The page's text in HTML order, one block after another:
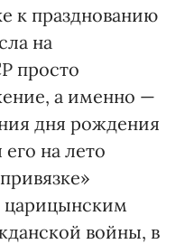
к празднованию
на
просто
а именно —
дня рождения
на лето
царицынским
войны, в